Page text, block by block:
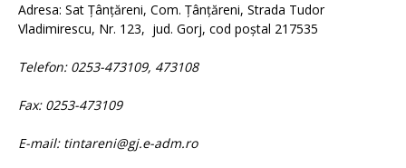
Adresa: Sat Țânțăreni, Com. Țânțăreni, Strada Tudor
Vladimirescu, Nr. 123, jud. Gorj, cod poștal 217535
Telefon: 0253-473109, 473108
Fax: 0253-473109
E-mail: tintareni@gj.e-adm.ro